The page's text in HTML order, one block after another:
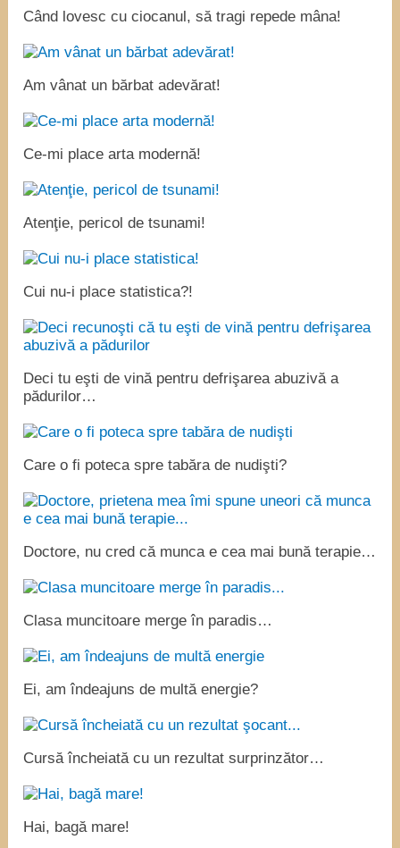
Când lovesc cu ciocanul, să tragi repede mâna!
Am vânat un bărbat adevărat!
Ce-mi place arta modernă!
Atenţie, pericol de tsunami!
Cui nu-i place statistica?!
Deci tu eşti de vină pentru defrişarea abuzivă a
pădurilor…
Care o fi poteca spre tabăra de nudişti?
Doctore, nu cred că munca e cea mai bună terapie…
Clasa muncitoare merge în paradis…
Ei, am îndeajuns de multă energie?
Cursă încheiată cu un rezultat surprinzător…
Hai, bagă mare!